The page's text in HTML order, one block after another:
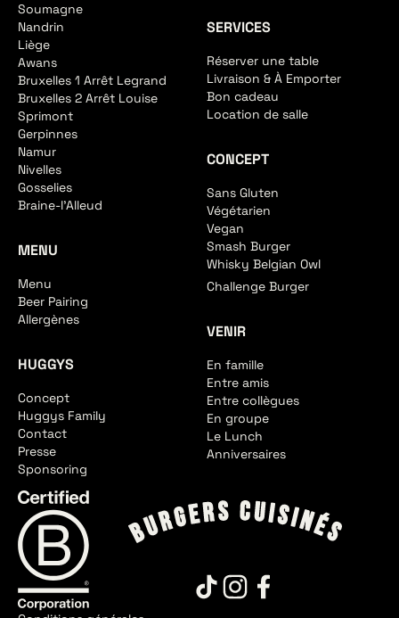
Soumagne
Nandrin
Liège
Awans
Bruxelles 1 Arrêt Legrand
Bruxelles 2 Arrêt Louise
Sprimont
Gerpinnes
Namur
Nivelles
Gosselies
Braine-l'Alleud
MENU
Menu
Beer Pairing
Allergènes
HUGGYS
Concept
Huggys Family
Contact
Presse
Sponsoring
SERVICES
Réserver une table
Livraison & À Emporter
Bon cadeau
Location de salle
CONCEPT
Sans Gluten
Végétarien
Vegan
Smash Burger
Whisky Belgian Owl
Challenge Burger
VENIR
En famille
Entre amis
Entre collègues
En groupe
Le Lunch
Anniversaires